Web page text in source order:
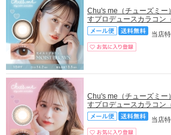
Chu's me（チューズミー
すプロデュースカラコン
当店
Chu's me（チューズミー
すプロデュースカラコン
当店